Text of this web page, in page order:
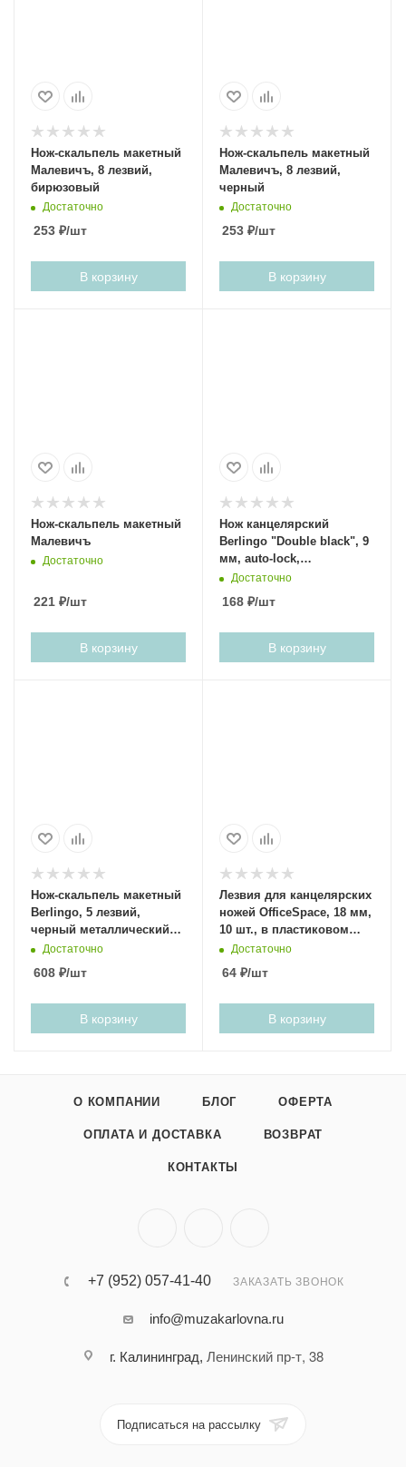
Нож-скальпель макетный
Малевичъ, 8 лезвий,
бирюзовый
Достаточно
253 ₽/шт
В корзину
Нож-скальпель макетный
Малевичъ, 8 лезвий,
черный
Достаточно
253 ₽/шт
В корзину
Нож-скальпель макетный
Малевичъ
Достаточно
221 ₽/шт
В корзину
Нож канцелярский
Berlingo "Double black", 9
мм, auto-lock,
металлический корпус
Достаточно
168 ₽/шт
В корзину
Нож-скальпель макетный
Berlingo, 5 лезвий,
черный металлический
корпус
Достаточно
608 ₽/шт
В корзину
Лезвия для канцелярских
ножей OfficeSpace, 18 мм,
10 шт., в пластиковом
пенале
Достаточно
64 ₽/шт
В корзину
О КОМПАНИИ БЛОГ ОФЕРТА
ОПЛАТА И ДОСТАВКА ВОЗВРАТ
КОНТАКТЫ
+7 (952) 057-41-40 ЗАКАЗАТЬ ЗВОНОК
info@muzakarlovna.ru
г. Калининград, Ленинский пр-т, 38
Подписаться на рассылку